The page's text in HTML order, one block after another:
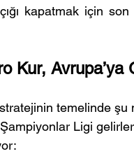
kapatmak için
Kur, Avrupa’ya
temelinde şu
Ligi